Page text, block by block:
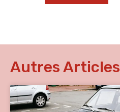
Autres Articles